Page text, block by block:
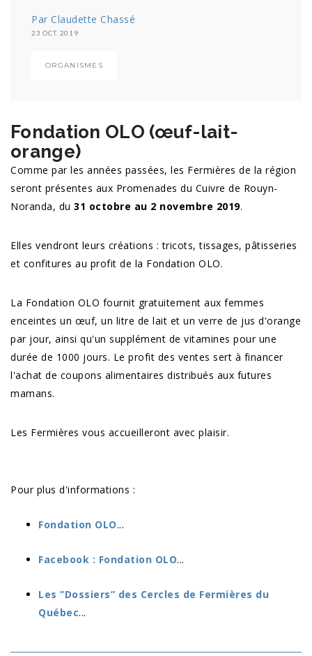
Par Claudette Chassé
23 OCT. 2019
ORGANISMES
Fondation OLO (œuf-lait-
orange)
Comme par les années passées, les Fermières de la région
seront présentes aux Promenades du Cuivre de Rouyn-
Noranda, du 31 octobre au 2 novembre 2019.
Elles vendront leurs créations : tricots, tissages, pâtisseries
et confitures au profit de la Fondation OLO.
La Fondation OLO fournit gratuitement aux femmes
enceintes un œuf, un litre de lait et un verre de jus d'orange
par jour, ainsi qu'un supplément de vitamines pour une
durée de 1000 jours. Le profit des ventes sert à financer
l'achat de coupons alimentaires distribués aux futures
mamans.
Les Fermières vous accueilleront avec plaisir.
Pour plus d'informations :
Fondation OLO...
Facebook : Fondation OLO...
Les ”Dossiers” des Cercles de Fermières du
Québec...